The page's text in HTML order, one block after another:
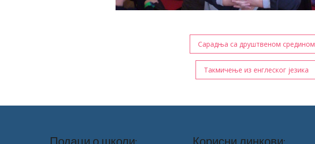
Сарадња са друштвеном средином
Такмичење из енглеског језика